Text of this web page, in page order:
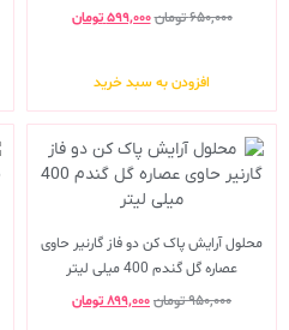
۶۵۰,۰۰۰تومان۵۹۹,۰۰۰ تومان
افزودن به سبد خرید
محلول آرایش پاک کن دو فاز گارنیر حاوی
عصاره گل گندم 400 میلی لیتر
۹۵۰,۰۰۰تومان۸۹۹,۰۰۰تومان